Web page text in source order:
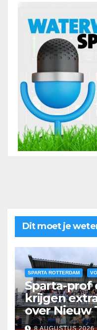
Dit moet je
SPARTA ROTTERDAM
Sparta-prof
krijgen
over Nieuw
lossen
8 AUGUSTUS 2026